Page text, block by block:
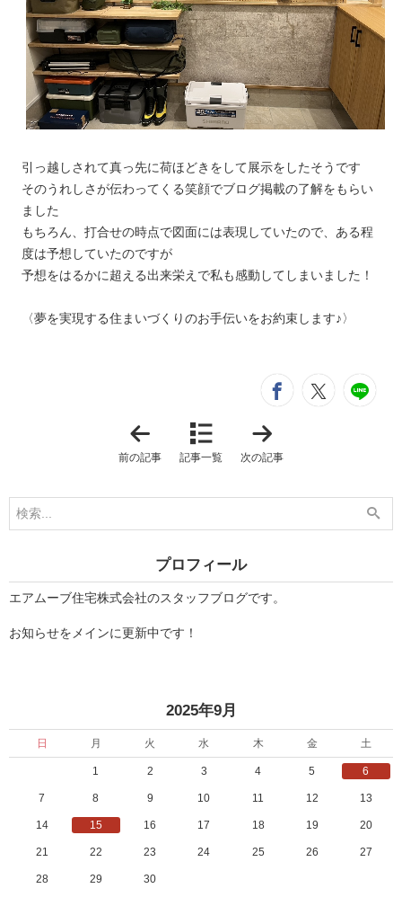
引っ越しされて真っ先に荷ほどきをして展示をしたそうです
そのうれしさが伝わってくる笑顔でブログ掲載の了解をもらい
ました
もちろん、打合せの時点で図面には表現していたので、ある程
度は予想していたのですが
予想をはるかに超える出来栄えで私も感動してしまいました！
〈夢を実現する住まいづくりのお手伝いをお約束します♪〉
entry466シ
原
ン
ハ
ウ
ス
前の記事 記事一覧
屋
次の記事
プロフィール
エアムーブ住宅株式会社のスタッフブログです。
お知らせをメインに更新中です！
2025年9月
日 月 火 水 木 金 土
1 2 3 4 5 6
7 8 9 10 11 12 13
14 15 16 17 18 19 20
21 22 23 24 25 26 27
28 29 30